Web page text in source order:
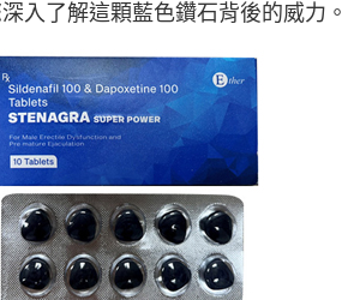
入了解這顆藍色鑽石背後的威力。